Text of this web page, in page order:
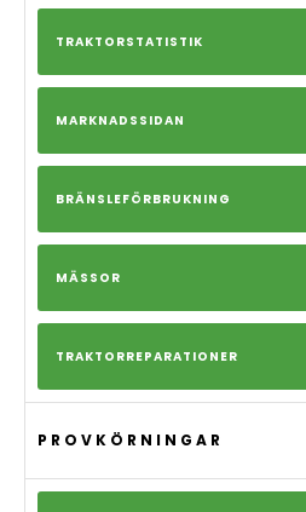
TRAKTORSTATISTIK
MARKNADSSIDAN
BRÄNSLEFÖRBRUKNING
MÄSSOR
TRAKTORREPARATIONER
PROVKÖRNINGAR